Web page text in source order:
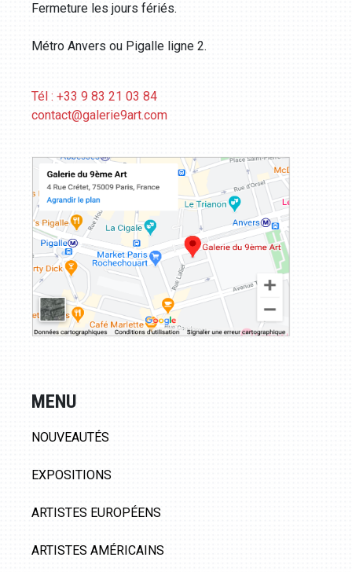
Fermeture les jours fériés.
Métro Anvers ou Pigalle ligne 2.
Tél : +33 9 83 21 03 84
contact@galerie9art.com
MENU
NOUVEAUTÉS
EXPOSITIONS
ARTISTES EUROPÉENS
ARTISTES AMÉRICAINS